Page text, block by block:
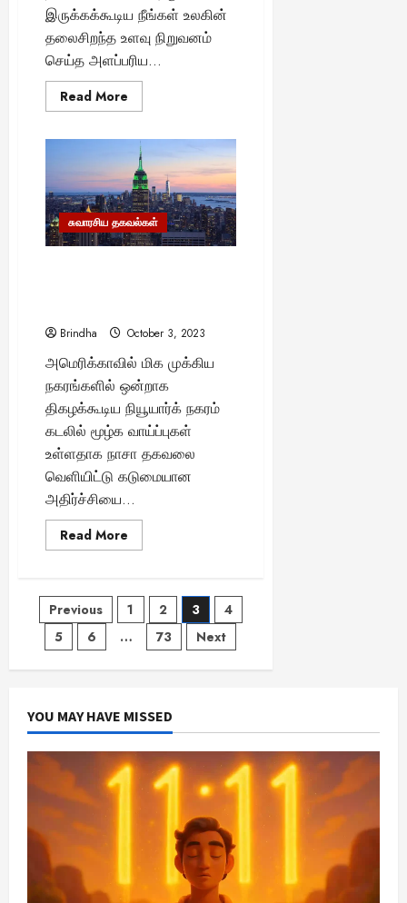
இருக்கக்கூடிய நீங்கள் உலகின்
தலைசிறந்த உளவு நிறுவனம்
செய்த அளப்பரிய...
Read More
more
தலைசிறந்த
உளவு
நிறுவனம்..!”
–
மொசாட்
(Mossad)
செய்த
சிறப்பு
சம்பவம்..
சுவாரசிய தகவல்கள்
Brindha October 3, 2023
அமெரிக்காவில் மிக முக்கிய
நகரங்களில் ஒன்றாக
திகழக்கூடிய நியூயார்க் நகரம்
கடலில் மூழ்க வாய்ப்புகள்
உள்ளதாக நாசா தகவலை
வெளியிட்டு கடுமையான
அதிர்ச்சியை...
Read More
more
அபாயத்தில்
நியூயார்க்..!
–
அதிர்ச்சி
தகவலை
நாசா..
Posts
pagination
Previous 1 2 3
4
5
6 … 73 Next
YOU MAY HAVE MISSED